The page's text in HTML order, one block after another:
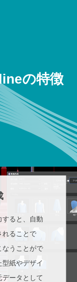
の特徴
すると、自動
れることで
なうことがで
紙やデザイ
ータとして